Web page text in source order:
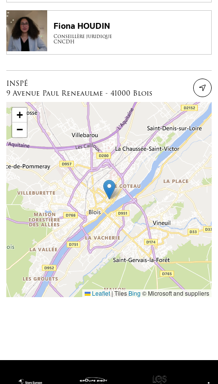
Fiona HOUDIN
Conseillère juridique
CNCDH
INSPÉ
9 Avenue Paul Reneaulme - 41000 Blois
+
−
Leaflet|TilesBing © Microsoft and suppliers